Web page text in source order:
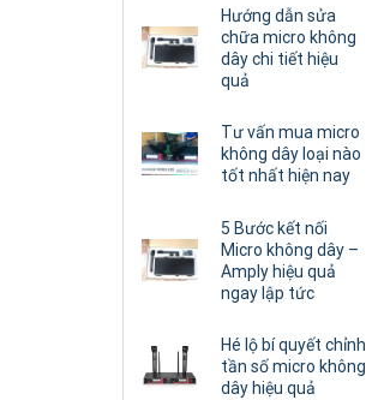
Hướng dẫn sửa
chữa micro không
dây chi tiết hiệu
quả
Tư vấn mua micro
không dây loại nào
tốt nhất hiện nay
5 Bước kết nối
Micro không dây –
Amply hiệu quả
ngay lập tức
Hé lộ bí quyết chỉnh
tần số micro không
dây hiệu quả